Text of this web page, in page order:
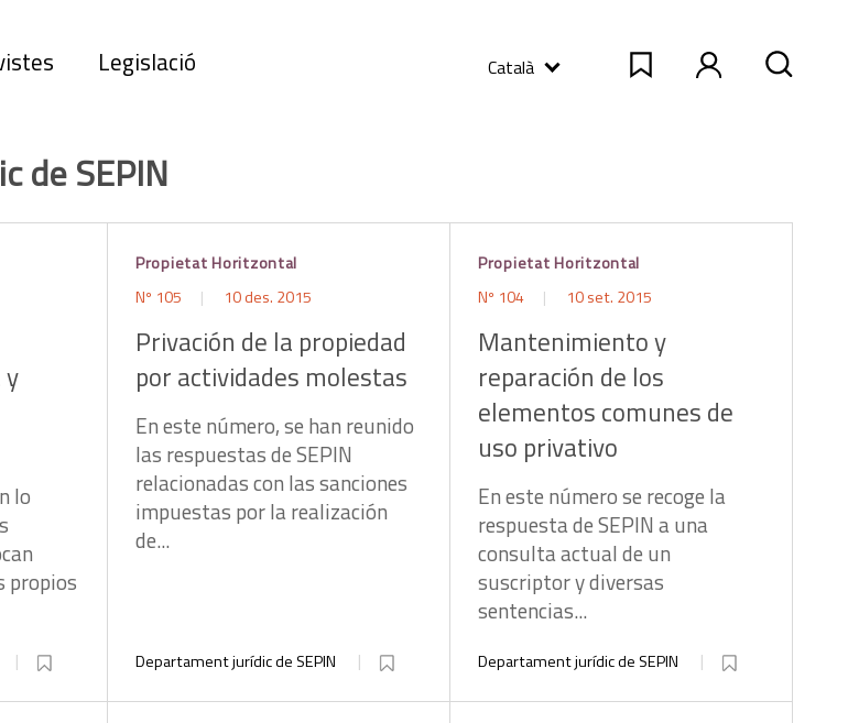
Legislació Català
de SEPIN
lo
propios
Propietat Horitzontal
Nº 105
10 des. 2015
Privación de la propiedad
por actividades molestas
En este número, se han reunido
las respuestas de SEPIN
relacionadas con las sanciones
impuestas por la realización
de...
Departament jurídic de SEPIN
Propietat Horitzontal
Nº 104
10 set. 2015
Mantenimiento y
reparación de los
elementos comunes de
uso privativo
En este número se recoge la
respuesta de SEPIN a una
consulta actual de un
suscriptor y diversas
sentencias...
Departament jurídic de SEPIN